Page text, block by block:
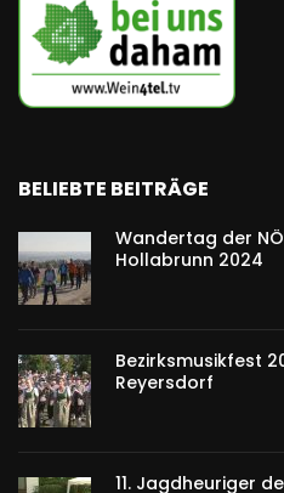
BELIEBTE BEITRÄGE
Wandertag der
Hollabrunn 2024
Bezirksmusikfest
Reyersdorf
11. Jagdheuriger